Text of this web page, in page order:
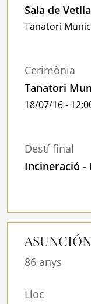
Sala de
Tanatori
Cerimònia
Tanatori
18/07/16 -
Destí final
Incineració -
86 anys
Lloc